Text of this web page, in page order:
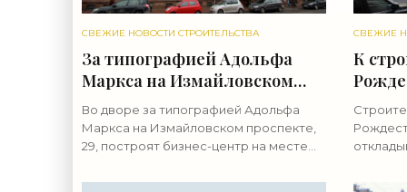
СВЕЖИЕ НОВОСТИ СТРОИТЕЛЬСТВА
За типографией Адольфа
Маркса на Измайловском
построят бизнес-центр -
«Свежие новости
строительства»
Во дворе за типографией Адольфа
Маркса на Измайловском проспекте,
29, построят бизнес-центр на месте
домом-памятником они составят
СВЕЖИЕ
К
могут